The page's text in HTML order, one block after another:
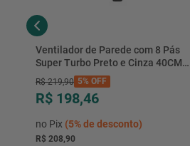
Ventilador de Parede com 8 Pás
Super Turbo Preto e Cinza 40CM
220V 140W - VTX-40P-8P - Mondial
R$ 219,90 5% OFF
R$ 198,46
no Pix (5%de desconto)
R$ 208,90